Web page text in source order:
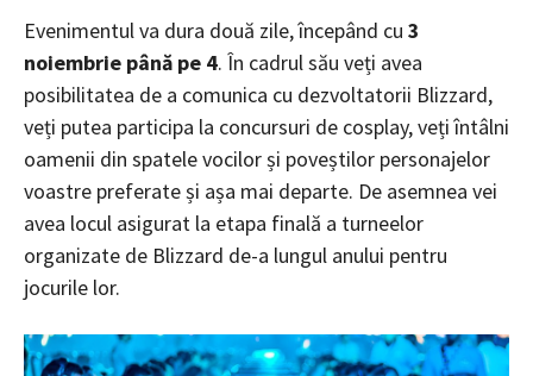
Evenimentul va dura două zile, începând cu 3
noiembrie până pe 4. În cadrul său veți avea
posibilitatea de a comunica cu dezvoltatorii Blizzard,
veți putea participa la concursuri de cosplay, veți întâlni
oamenii din spatele vocilor și poveștilor personajelor
voastre preferate și așa mai departe. De asemnea vei
avea locul asigurat la etapa finală a turneelor
organizate de Blizzard de-a lungul anului pentru
jocurile lor.